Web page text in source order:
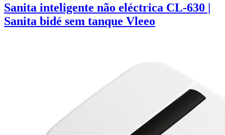
Sanita inteligente não eléctrica CL-630 |
Sanita bidé sem tanque Vleeo